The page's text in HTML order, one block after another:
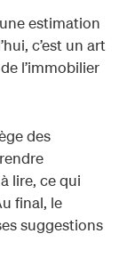
estimation
c’est un art
l’immobilier
des
lire, ce qui
final, le
suggestions